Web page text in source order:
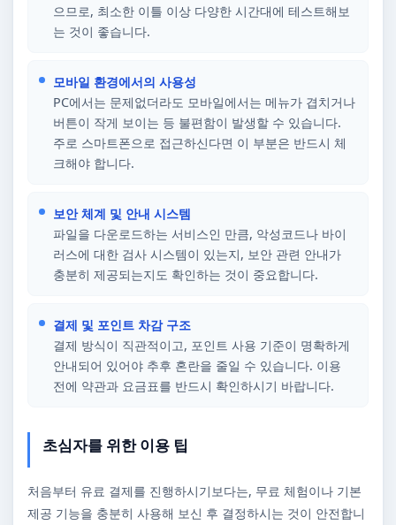
으므로, 최소한 이틀 이상 다양한 시간대에 테스트해보
는 것이 좋습니다.
모바일 환경에서의 사용성
PC에서는 문제없더라도 모바일에서는 메뉴가 겹치거나
버튼이 작게 보이는 등 불편함이 발생할 수 있습니다.
주로 스마트폰으로 접근하신다면 이 부분은 반드시 체
크해야 합니다.
보안 체계 및 안내 시스템
파일을 다운로드하는 서비스인 만큼, 악성코드나 바이
러스에 대한 검사 시스템이 있는지, 보안 관련 안내가
충분히 제공되는지도 확인하는 것이 중요합니다.
결제 및 포인트 차감 구조
결제 방식이 직관적이고, 포인트 사용 기준이 명확하게
안내되어 있어야 추후 혼란을 줄일 수 있습니다. 이용
전에 약관과 요금표를 반드시 확인하시기 바랍니다.
초심자를 위한 이용 팁
처음부터 유료 결제를 진행하시기보다는, 무료 체험이나 기본
제공 기능을 충분히 사용해 보신 후 결정하시는 것이 안전합니